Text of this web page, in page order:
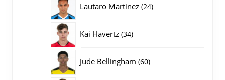
Lautaro Martinez 2424
Kai Havertz 3434
Jude Bellingham 6060